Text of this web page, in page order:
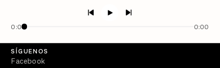
0:00 0:00
Crecer en Distopía
SÍGUENOS
Facebook